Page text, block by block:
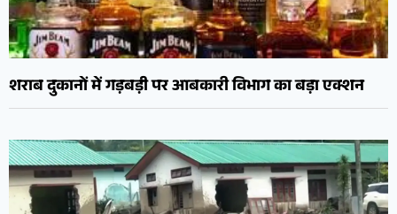
शराब दुकानों में गड़बड़ी पर आबकारी विभाग का बड़ा एक्शन